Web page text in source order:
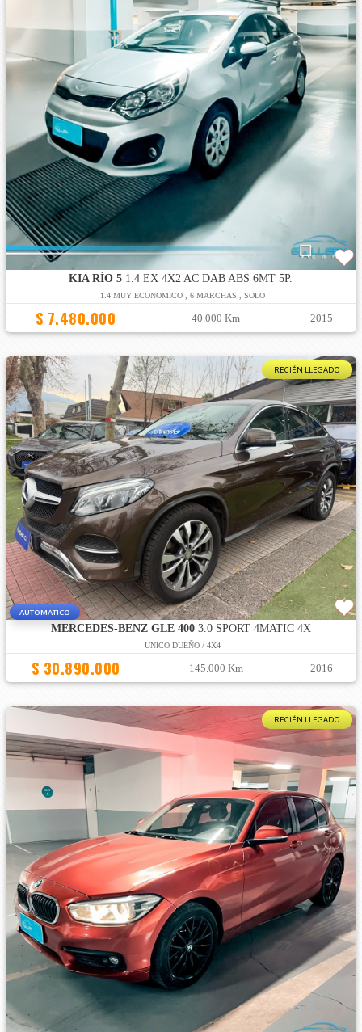
KIA RÍO 5 1.4 EX 4X2 AC DAB ABS 6MT 5P.
1.4 MUY ECONOMICO , 6 MARCHAS , SOLO
$ 7.480.000 40.000 Km 2015
RECIÉN LLEGADO
AUTOMATICO
MERCEDES-BENZ GLE 4003.0 SPORT 4MATIC 4X
UNICO DUEÑO / 4X4
$ 30.890.000 145.000 Km 2016
RECIÉN LLEGADO